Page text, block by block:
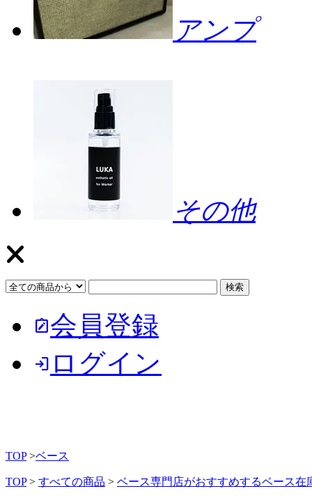
アンプ
その他
note_alt会員登録
login ログイン
TOP >ベース
TOP > すべての商品 > ベース専門店がおすすめするベース在